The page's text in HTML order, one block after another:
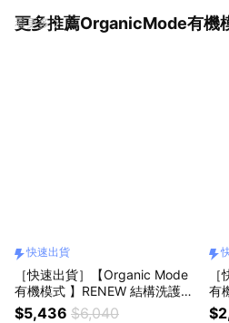
更多推薦OrganicMode有機
看更多
快速出貨
［快速出貨］【Organic Mode
有機模式 】RENEW 結構洗護組
(300ml)+護髮油(50ml)
$5,436 $6,040
有
物